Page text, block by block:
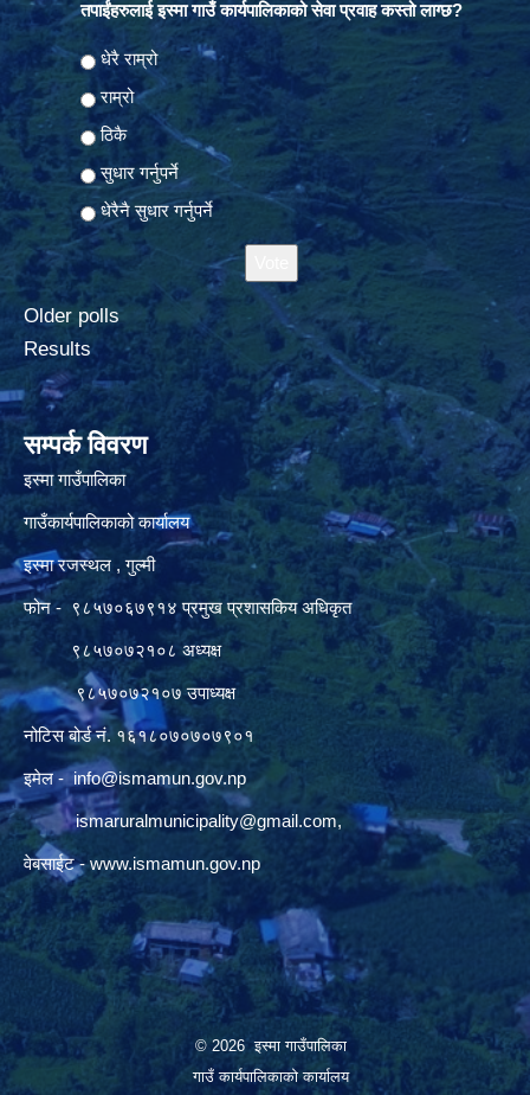
तपाईंहरुलाई इस्मा गाउँ कार्यपालिकाको सेवा प्रवाह कस्तो लाग्छ?
Choices
धेरै राम्रो
राम्रो
ठिकै
सुधार गर्नुपर्ने
धेरैनै सुधार गर्नुपर्ने
Older polls
Results
सम्पर्क विवरण
इस्मा गाउँपालिका
गाउँकार्यपालिकाको कार्यालय
इस्मा रजस्थल , गुल्मी
फोन - ९८५७०६७९१४ प्रमुख प्रशासकिय अधिकृत
९८५७०७२१०८ अध्यक्ष
९८५७०७२१०७ उपाध्यक्ष
नोटिस बोर्ड नं. १६१८०७०७०७९०१
इमेल - info@ismamun.gov.np
ismaruralmunicipality@gmail.com,
वेबसाईट -www.ismamun.gov.np
© 2026 इस्मा गाउँपालिका
गाउँ कार्यपालिकाको कार्यालय